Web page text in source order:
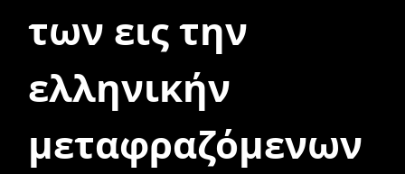
των εις την
ελληνικήν
μεταφραζόμενων